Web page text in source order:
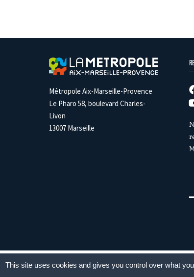
Métropole Aix-Marseille-Provence
Le Pharo 58, boulevard Charles-
Livon
13007 Marseille
This site uses cookies and gives you control over what